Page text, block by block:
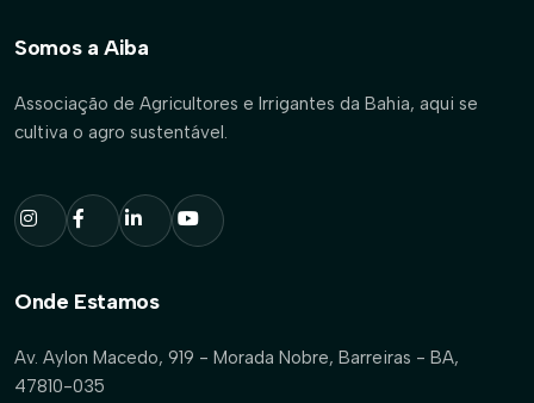
Somos a Aiba
Associação de Agricultores e Irrigantes da Bahia, aqui se
cultiva o agro sustentável.
Onde Estamos
Av. Aylon Macedo, 919 - Morada Nobre, Barreiras - BA,
47810-035